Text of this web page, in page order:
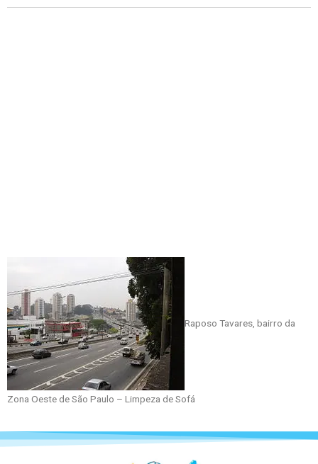
Raposo Tavares, bairro da
Zona Oeste de São Paulo – Limpeza de Sofá